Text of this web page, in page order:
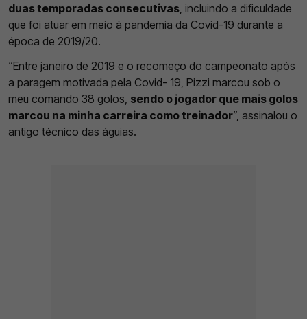
duas temporadas consecutivas, incluindo a dificuldade
que foi atuar em meio à pandemia da Covid-19 durante a
época de 2019/20.
“Entre janeiro de 2019 e o recomeço do campeonato após
a paragem motivada pela Covid- 19, Pizzi marcou sob o
meu comando 38 golos, sendo o jogador que mais golos
marcou na minha carreira como treinador”, assinalou o
antigo técnico das águias.